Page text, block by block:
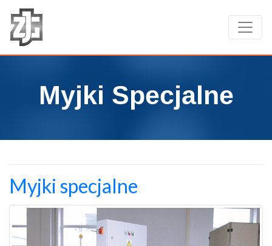
Myjki Specjalne
Myjki specjalne